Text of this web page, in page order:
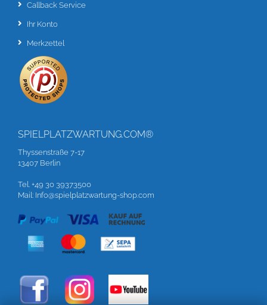
Callback Service
Ihr Konto
Merkzettel
SPIELPLATZWARTUNG.COM®
Thyssenstraße 7-17
13407 Berlin
Tel. +49 30 39373500
Mail: Info@spielplatzwartung-shop.com